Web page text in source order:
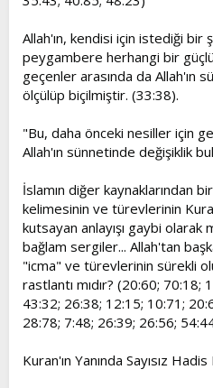
Allah'ın, kendisi için istediği
peygambere herhangi bir
geçenler arasında da Allah'ın
ölçülüp biçilmiştir. (33:38).
"Bu, daha önceki nesiller için
Allah'ın sünnetinde değişiklik
İslamın diğer kaynaklarından
kelimesinin ve türevlerinin
kutsayan anlayışı gaybi
bağlam sergiler... Allah'tan
"icma" ve türevlerinin sürekli
rastlantı mıdır? (20:60; 70:18;
43:32; 26:38; 12:15; 10:71;
28:78; 7:48; 26:39; 26:56;
Kuran'ın Yanında Sayısız